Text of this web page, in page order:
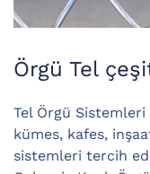
Örgü Tel
Tel Örgü
kümes, kafes,
sistemleri tercih